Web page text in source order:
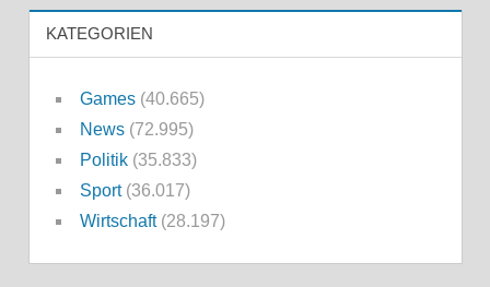
KATEGORIEN
Games(40.665)
News(72.995)
Politik(35.833)
Sport(36.017)
Wirtschaft(28.197)